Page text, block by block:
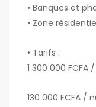
• Banques et
• Zone
• Tarifs :
1 300 000
130 000 FCFA /